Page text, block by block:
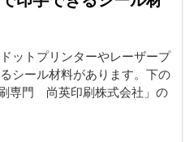
ットプリンターやレーザープ
シール材料があります。下の
門 尚英印刷株式会社」の